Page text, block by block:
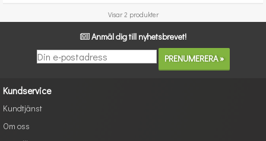
Visar 2 produkter
Anmäl dig till nyhetsbrevet!
Kundservice
Kundtjänst
Om oss